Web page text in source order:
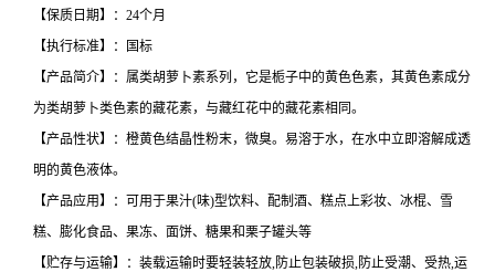
【保质日期】：24个月
【执行标准】：国标
【产品简介】：属类胡萝卜素系列，它是栀子中的黄色色素，其黄色素成分
为类胡萝卜类色素的藏花素，与藏红花中的藏花素相同。
【产品性状】：橙黄色结晶性粉末，微臭。易溶于水，在水中立即溶解成透
明的黄色液体。
【产品应用】：可用于果汁(味)型饮料、配制酒、糕点上彩妆、冰棍、雪
糕、膨化食品、果冻、面饼、糖果和栗子罐头等
【贮存与运输】：装载运输时要轻装轻放,防止包装破损,防止受潮、受热,运